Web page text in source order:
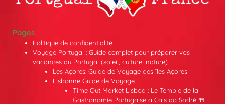
Pages
Politique de confidentialité
Voyage Portugal : Guide complet pour préparer vos
vacances au Portugal (soleil, culture, nature)
Les Açores: Guide de Voyage des îles Açores
Lisbonne Guide de Voyage
Time Out Market Lisboa : Le Temple de la
Gastronomie Portugaise à Cais do Sodré 🍴